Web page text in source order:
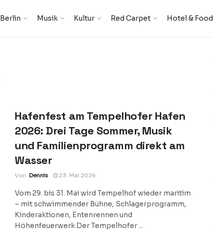
Berlin Musik Kultur Red Carpet Hotel & Food
Hafenfest am Tempelhofer Hafen
2026: Drei Tage Sommer, Musik
und Familienprogramm direkt am
Wasser
Von Dennis 23. Mai 2026
Vom 29. bis 31. Mai wird Tempelhof wieder maritim
– mit schwimmender Bühne, Schlagerprogramm,
Kinderaktionen, Entenrennen und
Höhenfeuerwerk Der Tempelhofer ...